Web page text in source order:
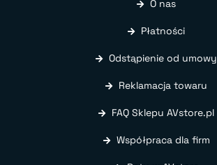
O nas
Płatności
Odstąpienie od umowy
Reklamacja towaru
FAQ Sklepu AVstore.pl
Współpraca dla firm